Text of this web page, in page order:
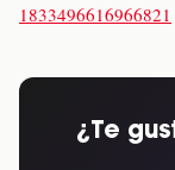
1833496616966821
¿Te